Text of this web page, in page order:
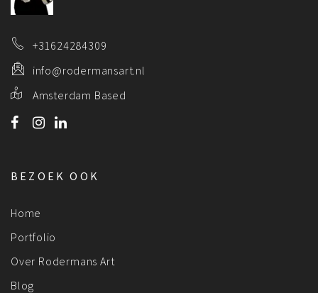
+31624284309
info@rodermansart.nl
Amsterdam Based
BEZOEK OOK
Home
Portfolio
Over Rodermans Art
Blog